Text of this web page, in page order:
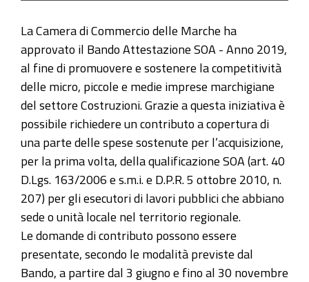
La Camera di Commercio delle Marche ha
approvato il Bando Attestazione SOA - Anno 2019,
al fine di promuovere e sostenere la competitività
delle micro, piccole e medie imprese marchigiane
del settore Costruzioni. Grazie a questa iniziativa è
possibile richiedere un contributo a copertura di
una parte delle spese sostenute per l’acquisizione,
per la prima volta, della qualificazione SOA (art. 40
D.Lgs. 163/2006 e s.m.i. e D.P.R. 5 ottobre 2010, n.
207) per gli esecutori di lavori pubblici che abbiano
sede o unità locale nel territorio regionale.
Le domande di contributo possono essere
presentate, secondo le modalità previste dal
Bando, a partire dal 3 giugno e fino al 30 novembre